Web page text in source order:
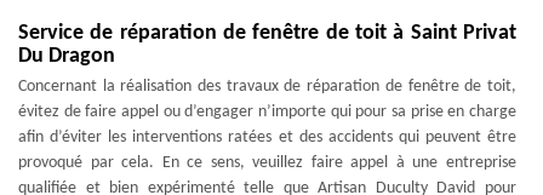
Service de réparation de fenêtre de toit à Saint Privat
Du Dragon
Concernant la réalisation des travaux de réparation de fenêtre de toit,
évitez de faire appel ou d’engager n’importe qui pour sa prise en charge
afin d’éviter les interventions ratées et des accidents qui peuvent être
provoqué par cela. En ce sens, veuillez faire appel à une entreprise
qualifiée et bien expérimenté telle que Artisan Duculty David pour